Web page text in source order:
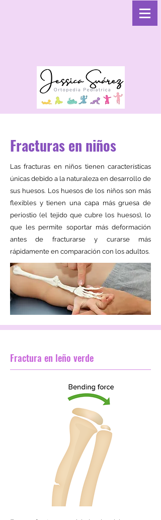
Fracturas en niños
Las fracturas en niños tienen características
únicas debido a la naturaleza en desarrollo de
sus huesos. Los huesos de los niños son más
flexibles y tienen una capa más gruesa de
periostio (el tejido que cubre los huesos), lo
que les permite soportar más deformación
antes de fracturarse y curarse más
rápidamente en comparación con los adultos.
Fractura en leño verde